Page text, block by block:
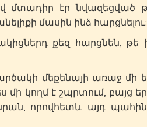
մտադիր էր նվազեցված
մասին ինձ հարցնելու:
քեզ հարցնեն, թե
մեքենայի առաջ մի
մի կողմ է շպրտում, բայց
որովհետև այդ